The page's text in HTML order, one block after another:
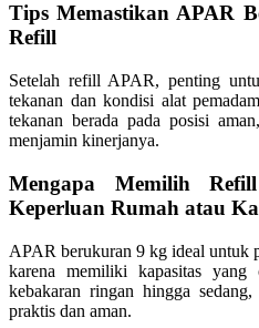
Tips Memastikan APAR
Refill
Setelah refill APAR, penting
tekanan dan kondisi alat
tekanan berada pada posisi
menjamin kinerjanya.
Mengapa Memilih
Keperluan Rumah atau
APAR berukuran 9 kg ideal untuk
karena memiliki kapasitas yang
kebakaran ringan hingga
praktis dan aman.